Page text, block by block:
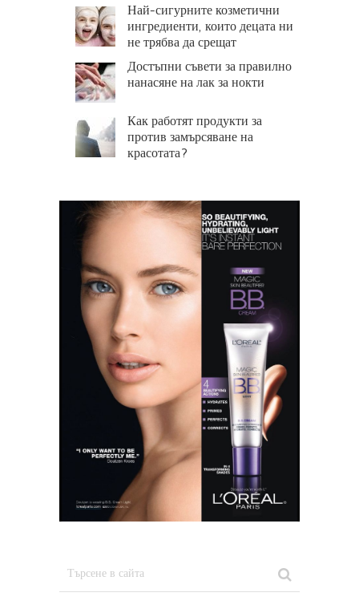
Най-сигурните козметични
ингредиенти, които децата ни
не трябва да срещат
Достъпни съвети за правилно
нанасяне на лак за нокти
Как работят продукти за
против замърсяване на
красотата?